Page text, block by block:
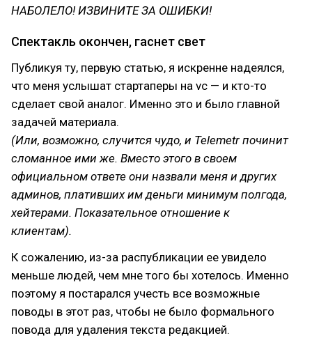
НАБОЛЕЛО! ИЗВИНИТЕ ЗА ОШИБКИ!
Спектакль окончен, гаснет свет
Публикуя ту, первую статью, я искренне надеялся,
что меня услышат стартаперы на vc — и кто-то
сделает свой аналог. Именно это и было главной
задачей материала.
(Или, возможно, случится чудо, и Telemetr починит
сломанное ими же. Вместо этого в своем
официальном ответе они назвали меня и других
админов, плативших им деньги минимум полгода,
хейтерами. Показательное отношение к
клиентам).
К сожалению, из-за распубликации ее увидело
меньше людей, чем мне того бы хотелось. Именно
поэтому я постарался учесть все возможные
поводы в этот раз, чтобы не было формального
повода для удаления текста редакцией.